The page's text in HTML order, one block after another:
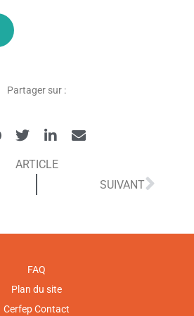
Partager sur :
ARTICLE
SUIVANT
FAQ
Plan du site
Cerfep Contact